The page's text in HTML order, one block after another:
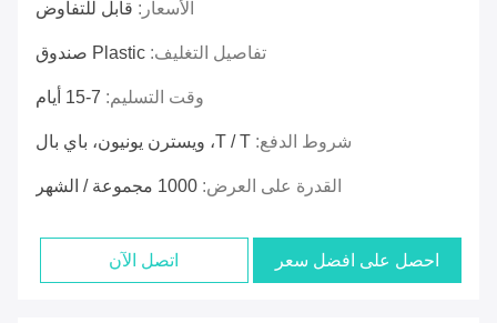
الأسعار: قابل للتفاوض
تفاصيل التغليف: Plastic صندوق
وقت التسليم: 7-15 أيام
شروط الدفع: T / T، ويسترن يونيون، باي بال
القدرة على العرض: 1000 مجموعة / الشهر
احصل على افضل سعر اتصل الآن